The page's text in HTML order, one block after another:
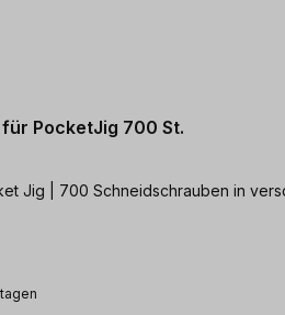
PocketJig 700 St.
Jig | 700 Schneidschrauben in